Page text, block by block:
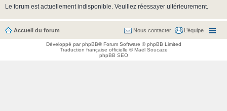
Le forum est actuellement indisponible. Veuillez réessayer ultérieurement.
Accueil du forum L’équipe
Nous contacter
Développé parphpBB® Forum Software © phpBB Limited
Traduction française officielle ©Maël Soucaze
phpBB SEO